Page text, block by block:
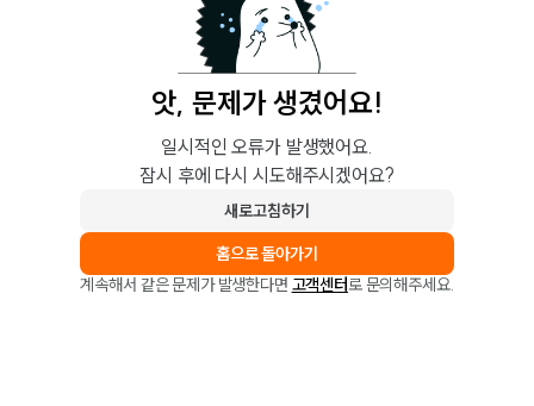
앗, 문제가 생겼어요!
일시적인 오류가 발생했어요.
잠시 후에 다시 시도해주시겠어요?
새로고침하기
홈으로 돌아가기
계속해서 같은 문제가 발생한다면 고객센터로 문의해주세요.